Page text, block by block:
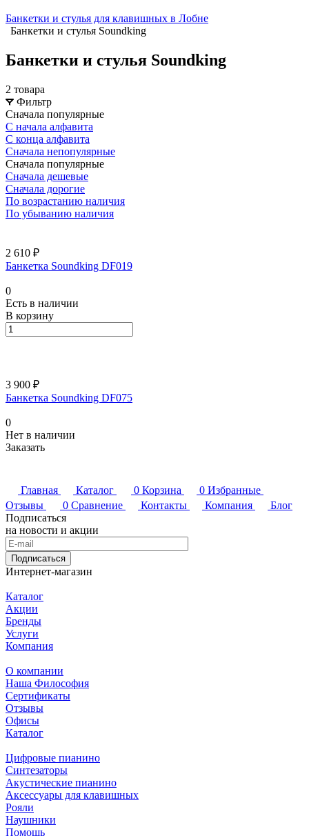
Банкетки и стулья для клавишных в Лобне
Банкетки и стулья Soundking
Банкетки и стулья Soundking
2 товара
Фильтр
Сначала популярные
С начала алфавита
С конца алфавита
Сначала непопулярные
Сначала популярные
Сначала дешевые
Сначала дорогие
По возрастанию наличия
По убыванию наличия
2 610 ₽
Банкетка Soundking DF019
0
Есть в наличии
В корзину
3 900 ₽
Банкетка Soundking DF075
0
Нет в наличии
Заказать
Главная Каталог 0 Корзина 0 Избранные
Отзывы
0 Сравнение Контакты Компания
Блог
Подписаться
на новости и акции
Подписаться
Интернет-магазин
Каталог
Акции
Бренды
Услуги
Компания
О компании
Наша Философия
Сертификаты
Отзывы
Офисы
Каталог
Цифровые пианино
Синтезаторы
Акустические пианино
Аксессуары для клавишных
Рояли
Наушники
Помощь